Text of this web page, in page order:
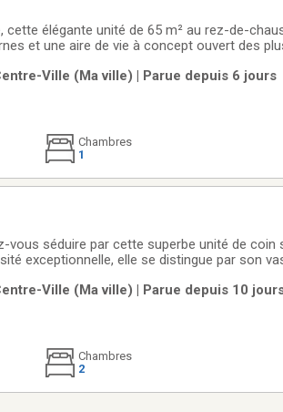
cette élégante unité de 65 m² au rez-de-
et une aire de vie à concept ouvert des
Ville (Ma ville) | Parue depuis 6 jours
Chambres
1
vous séduire par cette superbe unité de coin
exceptionnelle, elle se distingue par son
Ville (Ma ville) | Parue depuis 10
Chambres
2